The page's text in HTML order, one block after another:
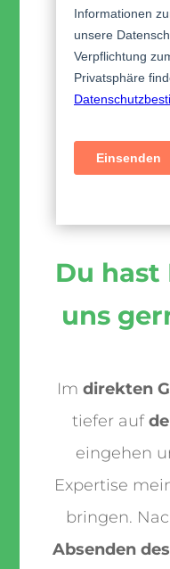
Du hast
uns
Im direkten
tiefer auf
eingehen
Expertise
bringen.
Absenden